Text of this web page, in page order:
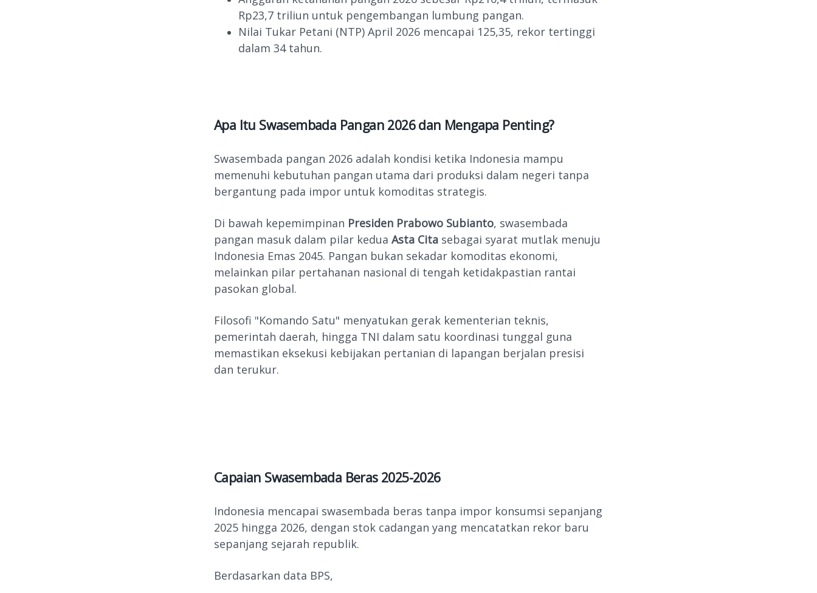
Rp23,7 triliun untuk pengembangan lumbung pangan.
Nilai Tukar Petani (NTP) April 2026 mencapai 125,35, rekor tertinggi
dalam 34 tahun.
Apa Itu Swasembada Pangan 2026 dan Mengapa Penting?
Swasembada pangan 2026 adalah kondisi ketika Indonesia mampu
memenuhi kebutuhan pangan utama dari produksi dalam negeri tanpa
bergantung pada impor untuk komoditas strategis.
Di bawah kepemimpinan Presiden Prabowo Subianto, swasembada
pangan masuk dalam pilar kedua Asta Cita sebagai syarat mutlak menuju
Indonesia Emas 2045. Pangan bukan sekadar komoditas ekonomi,
melainkan pilar pertahanan nasional di tengah ketidakpastian rantai
pasokan global.
Filosofi "Komando Satu" menyatukan gerak kementerian teknis,
pemerintah daerah, hingga TNI dalam satu koordinasi tunggal guna
memastikan eksekusi kebijakan pertanian di lapangan berjalan presisi
dan terukur.
Capaian Swasembada Beras 2025-2026
Indonesia mencapai swasembada beras tanpa impor konsumsi sepanjang
2025 hingga 2026, dengan stok cadangan yang mencatatkan rekor baru
sepanjang sejarah republik.
Berdasarkan data BPS,